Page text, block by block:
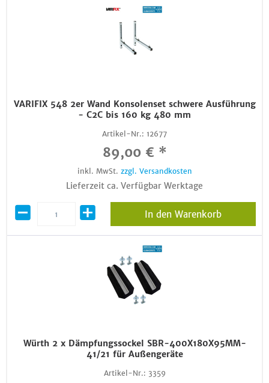
VARIFIX 548 2er Wand Konsolenset schwere Ausführung
- C2C bis 160 kg 480 mm
Artikel-Nr.: 12677
89,00 € *
inkl. MwSt. zzgl. Versandkosten
Lieferzeit ca. Verfügbar Werktage
In den Warenkorb
Würth 2 x Dämpfungssockel SBR-400X180X95MM-
41/21 für Außengeräte
Artikel-Nr.: 3359